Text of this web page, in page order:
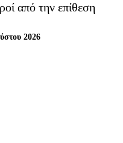
από την επίθεση
2026